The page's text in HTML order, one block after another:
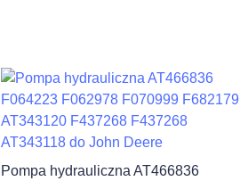
Pompa hydrauliczna AT466836